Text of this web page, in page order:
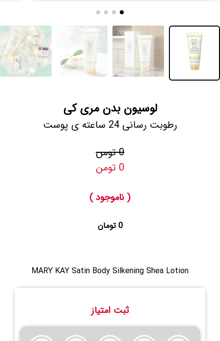
لوسیون بدن مری کی
رطوبت رسانی 24 ساعته ی پوست
0 تومن
0 تومن
( ناموجود )
0 تومان
MARY KAY Satin Body Silkening Shea Lotion
ثبت امتیاز